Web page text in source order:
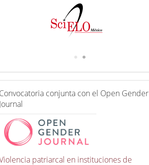
C
o
Convocatoria conjunta con el Open Gender
Journal
patriarcal en instituciones de